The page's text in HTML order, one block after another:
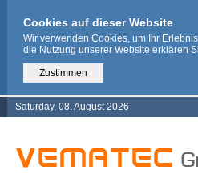
Cookies auf dieser Website
Wir verwenden Cookies, um Ihr
die Nutzung unserer Website erklären
Zustimmen
Saturday, 08. August 2026